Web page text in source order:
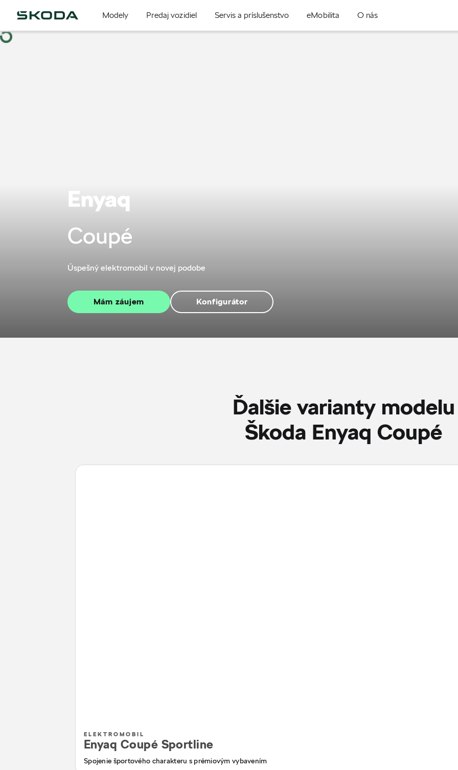
Modely Predaj vozidiel Servis a príslušenstvo eMobilita O nás
Enyaq
Coupé
Úspešný elektromobil v novej podobe
Mám záujem Konfigurátor
Ďalšie varianty modelu
Škoda Enyaq Coupé
ELEKTROMOBIL
Enyaq Coupé Sportline
Spojenie športového charakteru s prémiovým vybavením